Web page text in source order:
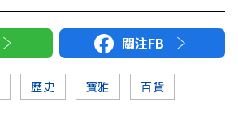
關注FB
歷史 寶雅 百貨